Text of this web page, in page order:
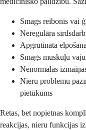
Smags reibonis vai
Neregulāra
Apgrūtināta
Smags muskuļu
Nenormālas
Nieru problēmu
pietūkums
Retas, bet nopietnas
reakcijas, nieru funkcijas